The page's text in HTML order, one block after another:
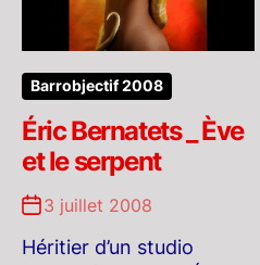
Barrobjectif 2008
Éric Bernatets _ Ève
et le serpent
3 juillet 2008
Héritier d’un studio